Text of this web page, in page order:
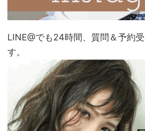
LINE@でも24時間、質問＆予約
す。